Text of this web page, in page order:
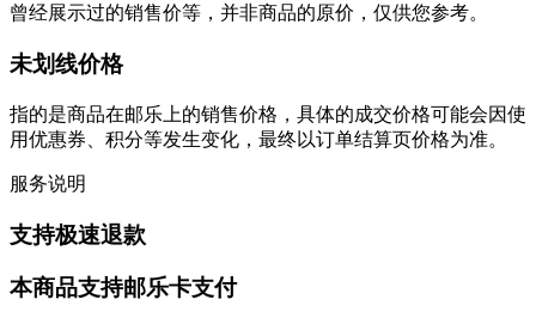
曾经展示过的销售价等，并非商品的原价，仅供您参考。
未划线价格
指的是商品在邮乐上的销售价格，具体的成交价格可能会因使
用优惠券、积分等发生变化，最终以订单结算页价格为准。
服务说明
支持极速退款
本商品支持邮乐卡支付